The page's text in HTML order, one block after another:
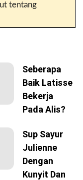
tentang
Seberapa
Baik Latisse
Bekerja
Pada Alis?
Sup Sayur
Julienne
Dengan
Kunyit Dan